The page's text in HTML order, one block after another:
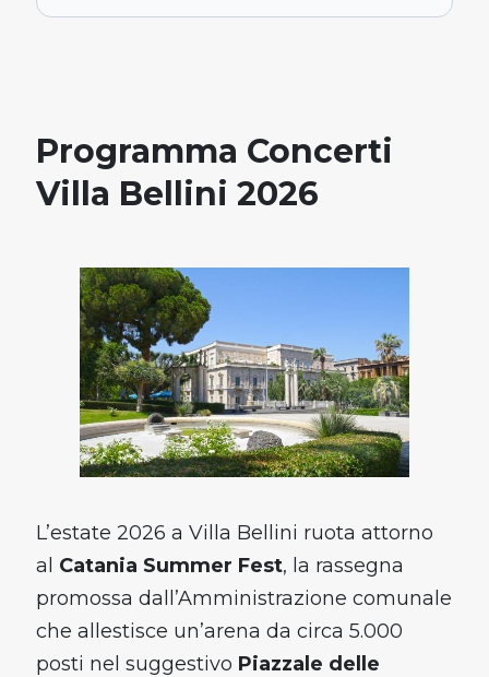
Programma Concerti
Villa Bellini 2026
L’estate 2026 a Villa Bellini ruota attorno
al Catania Summer Fest, la rassegna
promossa dall’Amministrazione comunale
che allestisce un’arena da circa 5.000
posti nel suggestivo Piazzale delle